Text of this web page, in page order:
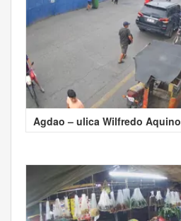
Agdao – ulica Wilfredo Aquino